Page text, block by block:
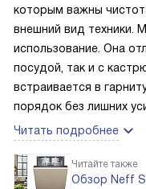
которым важны
внешний вид техники.
использование. Она
посудой, так и с
встраивается в
порядок без лишних
Читать подробнее
Читайте также
Обзор Neff